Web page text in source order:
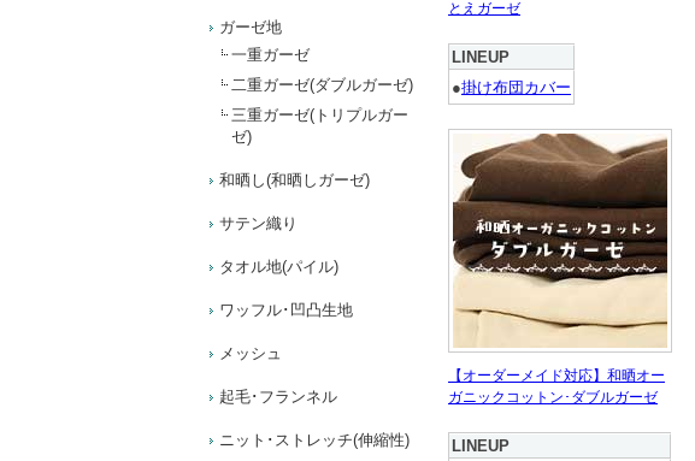
ガーゼ地
一重ガーゼ
二重ガーゼ(ダブルガーゼ)
三重ガーゼ(トリプルガー
ゼ)
和晒し(和晒しガーゼ)
サテン織り
タオル地(パイル)
ワッフル･凹凸生地
メッシュ
起毛･フランネル
ニット･ストレッチ(伸縮性)
とえガーゼ
LINEUP
●掛け布団カバー
【オーダーメイド対応】和晒オー
ガニックコットン･ダブルガーゼ
LINEUP